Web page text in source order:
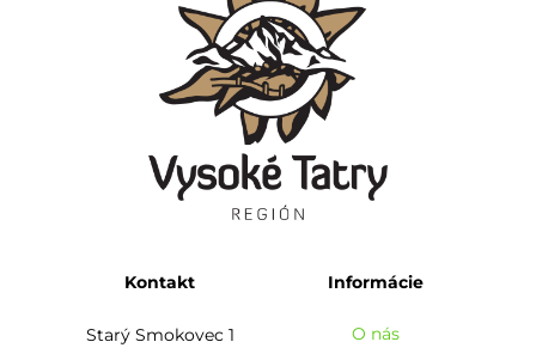
Kontakt
Starý Smokovec 1
Informácie
O nás